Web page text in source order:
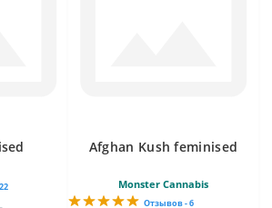
Afghan Kush feminised
Monster Cannabis
Отзывов - 6